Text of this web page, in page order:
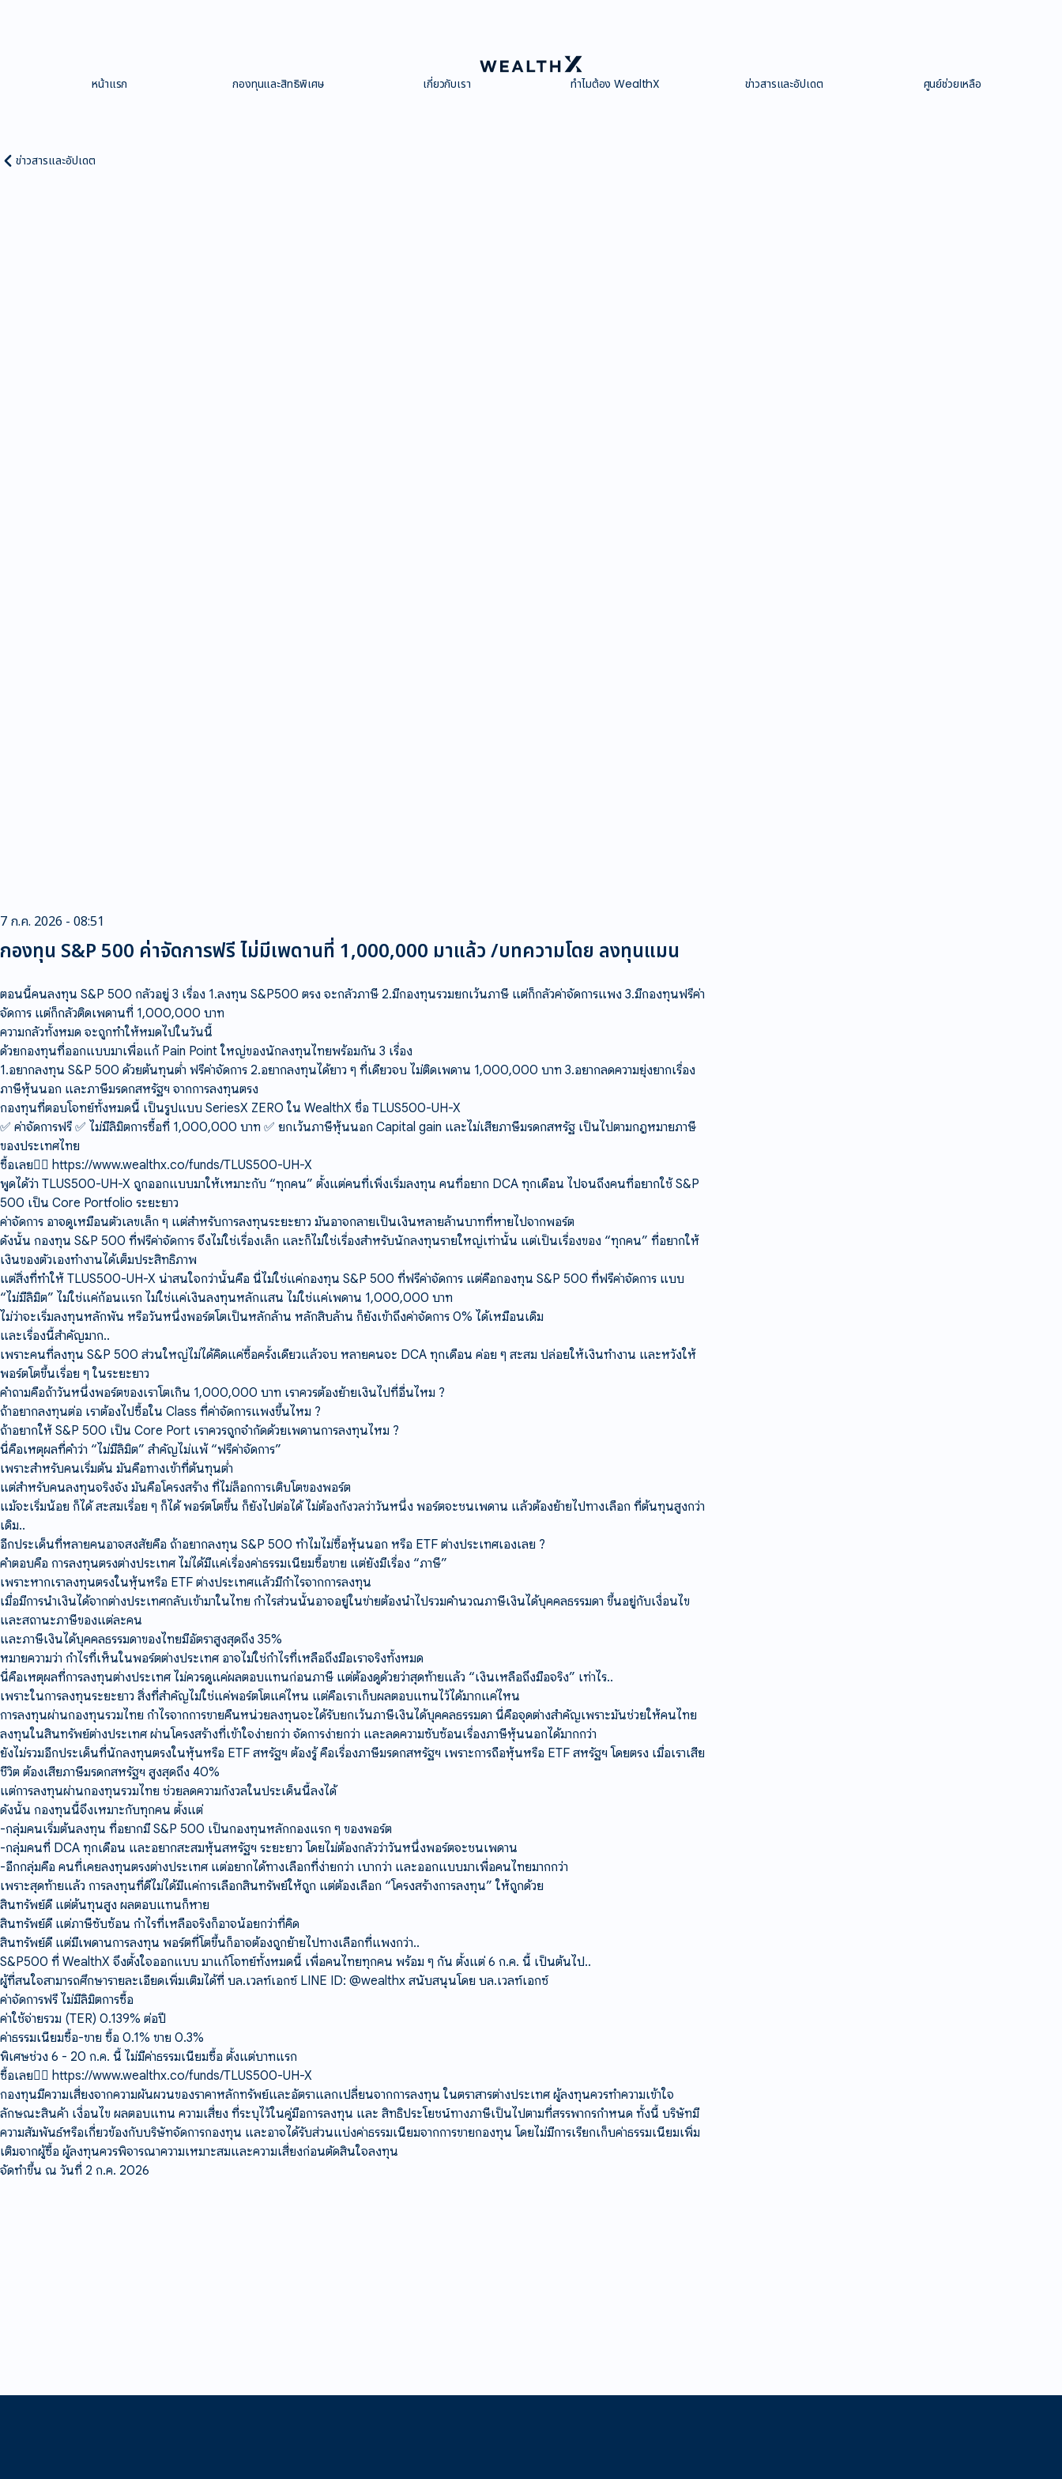
หน้าแรก กองทุนและสิทธิพิเศษ เกี่ยวกับเรา ทำไมต้อง WealthX ข่าวสารและอัปเดต ศูนย์ช่วยเหลือ
ข่าวสารและอัปเดต
7 ก.ค. 2026 - 08:51
กองทุน S&P 500 ค่าจัดการฟรี ไม่มีเพดานที่ 1,000,000 มาแล้ว /บทความโดย ลงทุนแมน
ตอนนี้คนลงทุน S&P 500 กลัวอยู่ 3 เรื่อง 1.ลงทุน S&P500 ตรง จะกลัวภาษี 2.มีกองทุนรวมยกเว้นภาษี แต่ก็กลัวค่าจัดการแพง 3.มีกองทุนฟรีค่า
จัดการ แต่ก็กลัวติดเพดานที่ 1,000,000 บาท
ความกลัวทั้งหมด จะถูกทำให้หมดไปในวันนี้
ด้วยกองทุนที่ออกแบบมาเพื่อแก้ Pain Point ใหญ่ของนักลงทุนไทยพร้อมกัน 3 เรื่อง
1.อยากลงทุน S&P 500 ด้วยต้นทุนต่ำ ฟรีค่าจัดการ 2.อยากลงทุนได้ยาว ๆ ที่เดียวจบ ไม่ติดเพดาน 1,000,000 บาท 3.อยากลดความยุ่งยากเรื่อง
ภาษีหุ้นนอก และภาษีมรดกสหรัฐฯ จากการลงทุนตรง
กองทุนที่ตอบโจทย์ทั้งหมดนี้ เป็นรูปแบบ SeriesX ZERO ใน WealthX ชื่อ TLUS500-UH-X
✅ ค่าจัดการฟรี ✅ ไม่มีลิมิตการซื้อที่ 1,000,000 บาท ✅ ยกเว้นภาษีหุ้นนอก Capital gain และไม่เสียภาษีมรดกสหรัฐ เป็นไปตามกฎหมายภาษี
ของประเทศไทย
ซื้อเลย👇🏻 https://www.wealthx.co/funds/TLUS500-UH-X
พูดได้ว่า TLUS500-UH-X ถูกออกแบบมาให้เหมาะกับ “ทุกคน” ตั้งแต่คนที่เพิ่งเริ่มลงทุน คนที่อยาก DCA ทุกเดือน ไปจนถึงคนที่อยากใช้ S&P
500 เป็น Core Portfolio ระยะยาว
ค่าจัดการ อาจดูเหมือนตัวเลขเล็ก ๆ แต่สำหรับการลงทุนระยะยาว มันอาจกลายเป็นเงินหลายล้านบาทที่หายไปจากพอร์ต
ดังนั้น กองทุน S&P 500 ที่ฟรีค่าจัดการ จึงไม่ใช่เรื่องเล็ก และก็ไม่ใช่เรื่องสำหรับนักลงทุนรายใหญ่เท่านั้น แต่เป็นเรื่องของ “ทุกคน” ที่อยากให้
เงินของตัวเองทำงานได้เต็มประสิทธิภาพ
แต่สิ่งที่ทำให้ TLUS500-UH-X น่าสนใจกว่านั้นคือ นี่ไม่ใช่แค่กองทุน S&P 500 ที่ฟรีค่าจัดการ แต่คือกองทุน S&P 500 ที่ฟรีค่าจัดการ แบบ
“ไม่มีลิมิต” ไม่ใช่แค่ก้อนแรก ไม่ใช่แค่เงินลงทุนหลักแสน ไม่ใช่แค่เพดาน 1,000,000 บาท
ไม่ว่าจะเริ่มลงทุนหลักพัน หรือวันหนึ่งพอร์ตโตเป็นหลักล้าน หลักสิบล้าน ก็ยังเข้าถึงค่าจัดการ 0% ได้เหมือนเดิม
และเรื่องนี้สำคัญมาก..
เพราะคนที่ลงทุน S&P 500 ส่วนใหญ่ไม่ได้คิดแค่ซื้อครั้งเดียวแล้วจบ หลายคนจะ DCA ทุกเดือน ค่อย ๆ สะสม ปล่อยให้เงินทำงาน และหวังให้
พอร์ตโตขึ้นเรื่อย ๆ ในระยะยาว
คำถามคือถ้าวันหนึ่งพอร์ตของเราโตเกิน 1,000,000 บาท เราควรต้องย้ายเงินไปที่อื่นไหม ?
ถ้าอยากลงทุนต่อ เราต้องไปซื้อใน Class ที่ค่าจัดการแพงขึ้นไหม ?
ถ้าอยากให้ S&P 500 เป็น Core Port เราควรถูกจำกัดด้วยเพดานการลงทุนไหม ?
นี่คือเหตุผลที่คำว่า “ไม่มีลิมิต” สำคัญไม่แพ้ “ฟรีค่าจัดการ”
เพราะสำหรับคนเริ่มต้น มันคือทางเข้าที่ต้นทุนต่ำ
แต่สำหรับคนลงทุนจริงจัง มันคือโครงสร้าง ที่ไม่ล็อกการเติบโตของพอร์ต
แม้จะเริ่มน้อย ก็ได้ สะสมเรื่อย ๆ ก็ได้ พอร์ตโตขึ้น ก็ยังไปต่อได้ ไม่ต้องกังวลว่าวันหนึ่ง พอร์ตจะชนเพดาน แล้วต้องย้ายไปทางเลือก ที่ต้นทุนสูงกว่า
เดิม..
อีกประเด็นที่หลายคนอาจสงสัยคือ ถ้าอยากลงทุน S&P 500 ทำไมไม่ซื้อหุ้นนอก หรือ ETF ต่างประเทศเองเลย ?
คำตอบคือ การลงทุนตรงต่างประเทศ ไม่ได้มีแค่เรื่องค่าธรรมเนียมซื้อขาย แต่ยังมีเรื่อง “ภาษี”
เพราะหากเราลงทุนตรงในหุ้นหรือ ETF ต่างประเทศแล้วมีกำไรจากการลงทุน
เมื่อมีการนำเงินได้จากต่างประเทศกลับเข้ามาในไทย กำไรส่วนนั้นอาจอยู่ในข่ายต้องนำไปรวมคำนวณภาษีเงินได้บุคคลธรรมดา ขึ้นอยู่กับเงื่อนไข
และสถานะภาษีของแต่ละคน
และภาษีเงินได้บุคคลธรรมดาของไทยมีอัตราสูงสุดถึง 35%
หมายความว่า กำไรที่เห็นในพอร์ตต่างประเทศ อาจไม่ใช่กำไรที่เหลือถึงมือเราจริงทั้งหมด
นี่คือเหตุผลที่การลงทุนต่างประเทศ ไม่ควรดูแค่ผลตอบแทนก่อนภาษี แต่ต้องดูด้วยว่าสุดท้ายแล้ว “เงินเหลือถึงมือจริง” เท่าไร..
เพราะในการลงทุนระยะยาว สิ่งที่สำคัญไม่ใช่แค่พอร์ตโตแค่ไหน แต่คือเราเก็บผลตอบแทนไว้ได้มากแค่ไหน
การลงทุนผ่านกองทุนรวมไทย กำไรจากการขายคืนหน่วยลงทุนจะได้รับยกเว้นภาษีเงินได้บุคคลธรรมดา นี่คือจุดต่างสำคัญเพราะมันช่วยให้คนไทย
ลงทุนในสินทรัพย์ต่างประเทศ ผ่านโครงสร้างที่เข้าใจง่ายกว่า จัดการง่ายกว่า และลดความซับซ้อนเรื่องภาษีหุ้นนอกได้มากกว่า
ยังไม่รวมอีกประเด็นที่นักลงทุนตรงในหุ้นหรือ ETF สหรัฐฯ ต้องรู้ คือเรื่องภาษีมรดกสหรัฐฯ เพราะการถือหุ้นหรือ ETF สหรัฐฯ โดยตรง เมื่อเราเสีย
ชีวิต ต้องเสียภาษีมรดกสหรัฐฯ สูงสุดถึง 40%
แต่การลงทุนผ่านกองทุนรวมไทย ช่วยลดความกังวลในประเด็นนี้ลงได้
ดังนั้น กองทุนนี้จึงเหมาะกับทุกคน ตั้งแต่
-กลุ่มคนเริ่มต้นลงทุน ที่อยากมี S&P 500 เป็นกองทุนหลักกองแรก ๆ ของพอร์ต
-กลุ่มคนที่ DCA ทุกเดือน และอยากสะสมหุ้นสหรัฐฯ ระยะยาว โดยไม่ต้องกลัวว่าวันหนึ่งพอร์ตจะชนเพดาน
-อีกกลุ่มคือ คนที่เคยลงทุนตรงต่างประเทศ แต่อยากได้ทางเลือกที่ง่ายกว่า เบากว่า และออกแบบมาเพื่อคนไทยมากกว่า
เพราะสุดท้ายแล้ว การลงทุนที่ดีไม่ได้มีแค่การเลือกสินทรัพย์ให้ถูก แต่ต้องเลือก “โครงสร้างการลงทุน” ให้ถูกด้วย
สินทรัพย์ดี แต่ต้นทุนสูง ผลตอบแทนก็หาย
สินทรัพย์ดี แต่ภาษีซับซ้อน กำไรที่เหลือจริงก็อาจน้อยกว่าที่คิด
สินทรัพย์ดี แต่มีเพดานการลงทุน พอร์ตที่โตขึ้นก็อาจต้องถูกย้ายไปทางเลือกที่แพงกว่า..
S&P500 ที่ WealthX จึงตั้งใจออกแบบ มาแก้โจทย์ทั้งหมดนี้ เพื่อคนไทยทุกคน พร้อม ๆ กัน ตั้งแต่ 6 ก.ค. นี้ เป็นต้นไป..
ผู้ที่สนใจสามารถศึกษารายละเอียดเพิ่มเติมได้ที่ บล.เวลท์เอกซ์ LINE ID: @wealthx สนับสนุนโดย บล.เวลท์เอกซ์
ค่าจัดการฟรี ไม่มีลิมิตการซื้อ
ค่าใช้จ่ายรวม (TER) 0.139% ต่อปี
ค่าธรรมเนียมซื้อ-ขาย ซื้อ 0.1% ขาย 0.3%
พิเศษช่วง 6 - 20 ก.ค. นี้ ไม่มีค่าธรรมเนียมซื้อ ตั้งแต่บาทแรก
ซื้อเลย👇🏻 https://www.wealthx.co/funds/TLUS500-UH-X
กองทุนมีความเสี่ยงจากความผันผวนของราคาหลักทรัพย์และอัตราแลกเปลี่ยนจากการลงทุน ในตราสารต่างประเทศ ผู้ลงทุนควรทำความเข้าใจ
ลักษณะสินค้า เงื่อนไข ผลตอบแทน ความเสี่ยง ที่ระบุไว้ในคู่มือการลงทุน และ สิทธิประโยชน์ทางภาษีเป็นไปตามที่สรรพากรกำหนด ทั้งนี้ บริษัทมี
ความสัมพันธ์หรือเกี่ยวข้องกับบริษัทจัดการกองทุน และอาจได้รับส่วนแบ่งค่าธรรมเนียมจากการขายกองทุน โดยไม่มีการเรียกเก็บค่าธรรมเนียมเพิ่ม
เติมจากผู้ซื้อ ผู้ลงทุนควรพิจารณาความเหมาะสมและความเสี่ยงก่อนตัดสินใจลงทุน
จัดทำขึ้น ณ วันที่ 2 ก.ค. 2026